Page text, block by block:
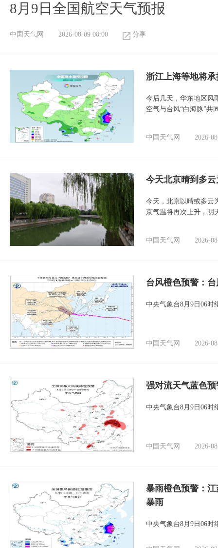
8月9日全国航空天气预报​
中国天气网 2026-08-09 08:00 分享
浙江上海等地将
今后几天，华东地区风
空气与台风“白海豚”共
中国天气网 2026-
今天北京晴到多
今天，北京以晴或多云
京气温将再次上升，明
中国天气网 2026-
台风橙色预警：
中央气象台8月9日06时
中国天气网 2026-
强对流天气蓝色
中央气象台8月9日06时
中国天气网 2026-
暴雨橙色预警：
暴雨
中央气象台8月9日06时